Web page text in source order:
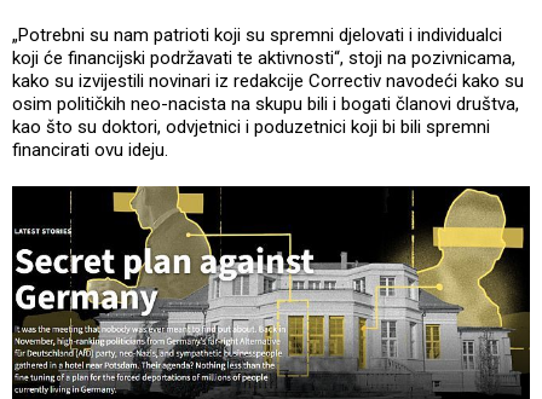
„Potrebni su nam patrioti koji su spremni djelovati i individualci
koji će financijski podržavati te aktivnosti“, stoji na pozivnicama,
kako su izvijestili novinari iz redakcije Correctiv navodeći kako su
osim političkih neo-nacista na skupu bili i bogati članovi društva,
kao što su doktori, odvjetnici i poduzetnici koji bi bili spremni
financirati ovu ideju.